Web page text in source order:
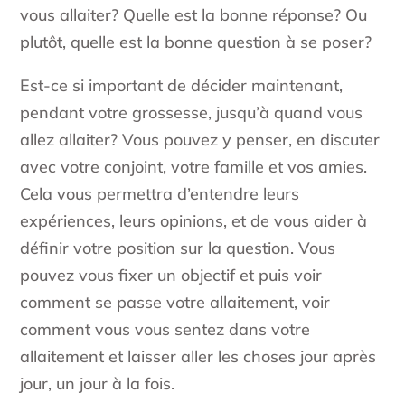
vous allaiter? Quelle est la bonne réponse? Ou
plutôt, quelle est la bonne question à se poser?
Est-ce si important de décider maintenant,
pendant votre grossesse, jusqu’à quand vous
allez allaiter? Vous pouvez y penser, en discuter
avec votre conjoint, votre famille et vos amies.
Cela vous permettra d’entendre leurs
expériences, leurs opinions, et de vous aider à
définir votre position sur la question. Vous
pouvez vous fixer un objectif et puis voir
comment se passe votre allaitement, voir
comment vous vous sentez dans votre
allaitement et laisser aller les choses jour après
jour, un jour à la fois.